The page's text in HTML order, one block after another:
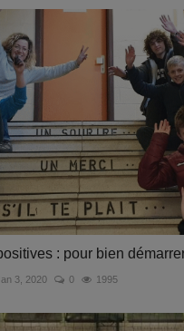
: pour bien
3, 2020 0 1995